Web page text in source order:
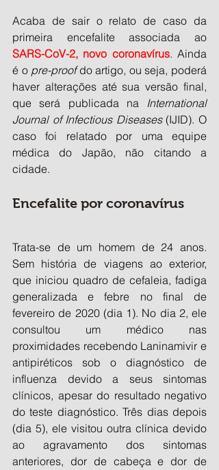
Acaba de sair o relato de caso da
SARS-CoV-2, novo coronavírus. Ainda
é o pre-proof do artigo, ou seja, poderá
haver alterações até sua versão final,
que será publicada na International
Journal of Infectious Diseases (IJID). O
caso foi relatado por uma equipe
médica do Japão, não citando a
cidade.
Encefalite por coronavírus
Trata-se de um homem de 24 anos.
Sem história de viagens ao exterior,
que iniciou quadro de cefaleia, fadiga
generalizada e febre no final de
fevereiro de 2020 (dia 1). No dia 2, ele
consultou um médico nas
proximidades recebendo Laninamivir e
antipiréticos sob o diagnóstico de
influenza devido a seus sintomas
clínicos, apesar do resultado negativo
do teste diagnóstico. Três dias depois
(dia 5), ele visitou outra clínica devido
ao agravamento dos sintomas
anteriores, dor de cabeça e dor de